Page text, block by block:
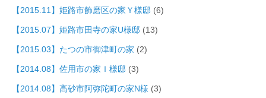
【2015.11】姫路市飾磨区の家Ｙ様邸 (6)
【2015.07】姫路市田寺の家U様邸 (13)
【2015.03】たつの市御津町の家 (2)
【2014.08】佐用市の家Ｉ様邸 (3)
【2014.08】高砂市阿弥陀町の家N様 (3)